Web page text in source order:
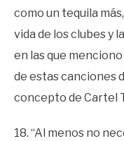
como un tequila
vida de los clubes y
en las que
de estas canciones
concepto de Cartel
18. “Al menos no